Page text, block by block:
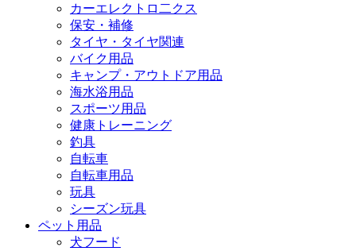
カーエレクトロ二クス
保安・補修
タイヤ・タイヤ関連
バイク用品
キャンプ・アウトドア用品
海水浴用品
スポーツ用品
健康トレーニング
釣具
自転車
自転車用品
玩具
シーズン玩具
ペット用品
犬フード